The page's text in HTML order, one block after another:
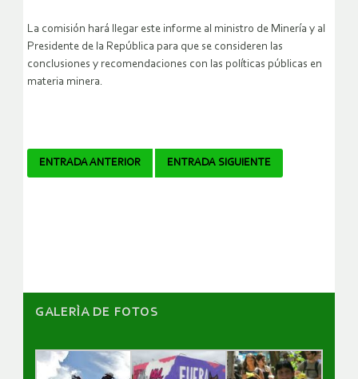
La comisión hará llegar este informe al ministro de Minería y al
Presidente de la República para que se consideren las
conclusiones y recomendaciones con las políticas públicas en
materia minera.
Navegador
ENTRADA ANTERIOR ENTRADA SIGUIENTE
GALERÌA DE FOTOS